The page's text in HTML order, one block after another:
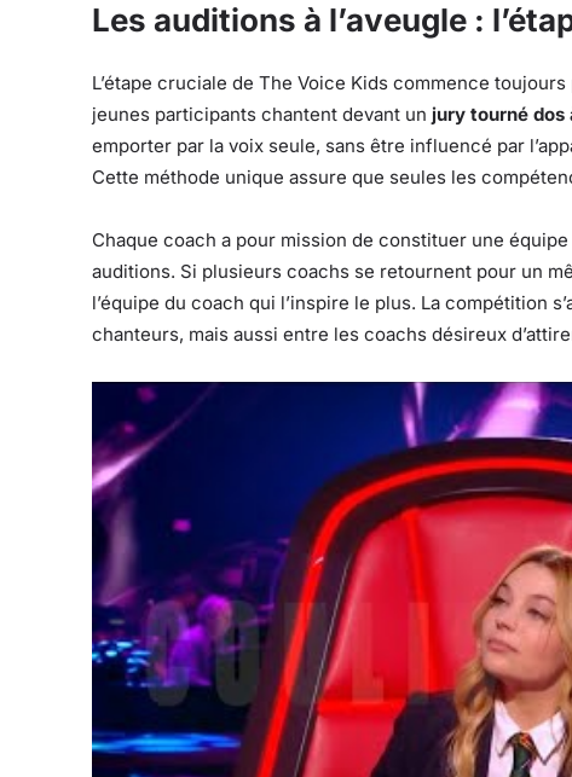
Les auditions à l’aveugle :
L’étape cruciale de The Voice Kids commence toujours
jeunes participants chantent devant un jury tourné dos
emporter par la voix seule, sans être influencé par
Cette méthode unique assure que seules les
Chaque coach a pour mission de constituer une
auditions. Si plusieurs coachs se retournent pour un
l’équipe du coach qui l’inspire le plus. La compétition
chanteurs, mais aussi entre les coachs désireux